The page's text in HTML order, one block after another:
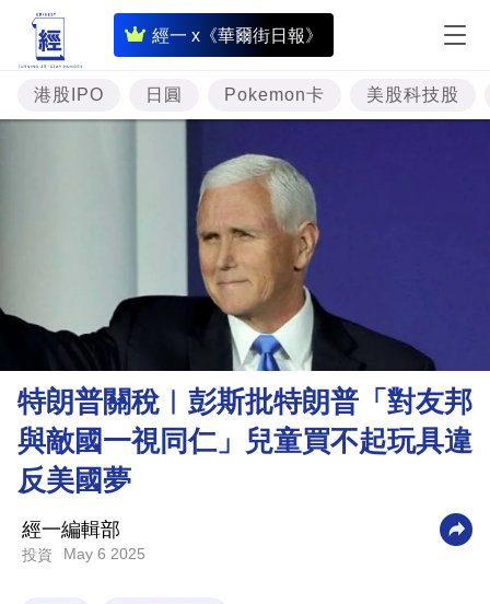
經一 x《華爾街日報》
即
時
財
經
樓
理
財
商
技
港股IPO 日圓 Pokemon卡 美股科技股
特朗普關稅︳彭斯批特朗普「對友邦
與敵國一視同仁」兒童買不起玩具違
反美國夢
經一編輯部
投資 May 6 2025